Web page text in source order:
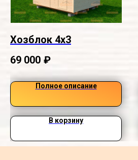
Хозблок 4х3
69 000 ₽
Полное описание
В корзину